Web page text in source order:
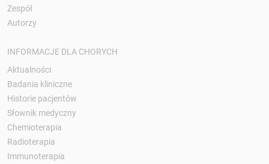
Zespół
Autorzy
INFORMACJE DLA CHORYCH
Aktualności
Badania kliniczne
Historie pacjentów
Słownik medyczny
Chemioterapia
Radioterapia
Immunoterapia